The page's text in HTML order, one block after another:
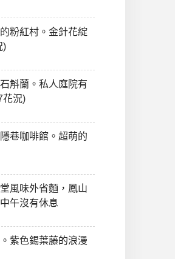
粉紅村。金針花綻
)
斛蘭。私人庭院有
花況)
巷咖啡館。超萌的
風味外省麵，鳳山
午沒有休息
紫色錫葉藤的浪漫